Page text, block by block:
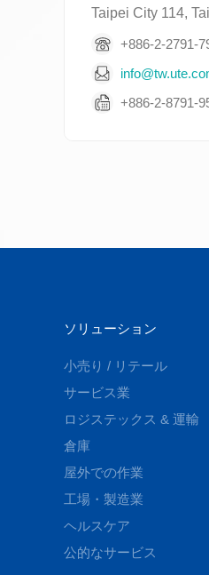
Taipei City 114,
+886-2-2791-
+886-2-8791-
ソリューション
小売り / リテール
サービス業
ロジステックス & 運輸
倉庫
屋外での作業
工場・製造業
ヘルスケア
公的なサービス